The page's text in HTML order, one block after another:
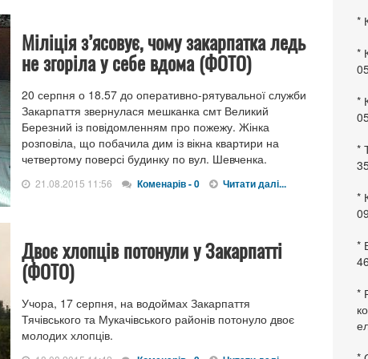
Міліція з’ясовує, чому закарпатка ледь
не згоріла у себе вдома (ФОТО)
20 серпня о 18.57 до оперативно-рятувальної служби
Закарпаття звернулася мешканка смт Великий
Березний із повідомленням про пожежу. Жінка
розповіла, що побачила дим із вікна квартири на
четвертому поверсі будинку по вул. Шевченка.
21.08.2015 11:56 Коменарів - 0 Читати далі...
Двоє хлопців потонули у Закарпатті
(ФОТО)
Учора, 17 серпня, на водоймах Закарпаття
Тячівського та Мукачівського районів потонуло двоє
молодих хлопців.
*
*
*
*
*
*
*